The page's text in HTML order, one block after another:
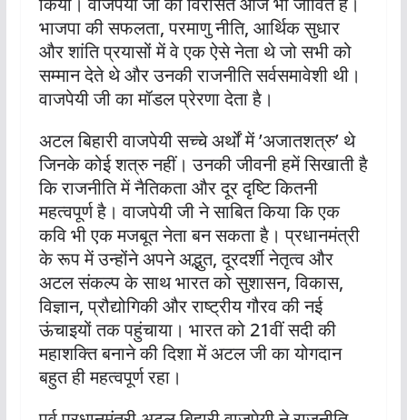
भाजपा की सफलता, परमाणु नीति, आर्थिक सुधार
और शांति प्रयासों में वे एक ऐसे नेता थे जो सभी को
सम्मान देते थे और उनकी राजनीति सर्वसमावेशी थी।
वाजपेयी जी का मॉडल प्रेरणा देता है।
अटल बिहारी वाजपेयी सच्चे अर्थों में ’अजातशत्रु’ थे
जिनके कोई शत्रु नहीं। उनकी जीवनी हमें सिखाती है
कि राजनीति में नैतिकता और दूर दृष्टि कितनी
महत्वपूर्ण है। वाजपेयी जी ने साबित किया कि एक
कवि भी एक मजबूत नेता बन सकता है। प्रधानमंत्री
के रूप में उन्होंने अपने अद्भुत, दूरदर्शी नेतृत्व और
अटल संकल्प के साथ भारत को सुशासन, विकास,
विज्ञान, प्रौद्योगिकी और राष्ट्रीय गौरव की नई
ऊंचाइयों तक पहुंचाया। भारत को 21वीं सदी की
महाशक्ति बनाने की दिशा में अटल जी का योगदान
बहुत ही महत्वपूर्ण रहा।